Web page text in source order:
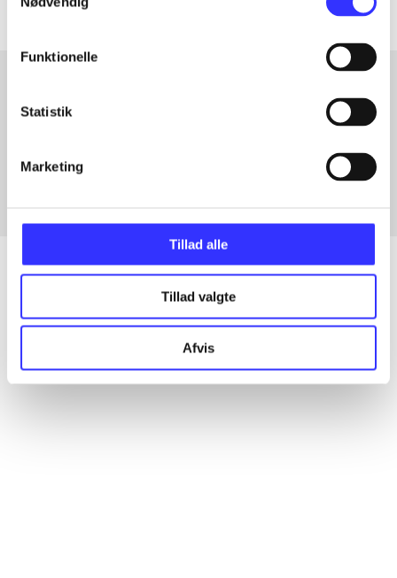
Funktionelle
Statistik
Marketing
Tillad alle
Tillad valgte
Afvis
Artikler med samme emner
Artikler
Alle registrerede artikler fordelt på udgivelser